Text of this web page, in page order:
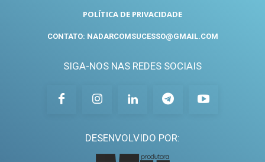
POLÍTICA DE PRIVACIDADE
CONTATO: NADARCOMSUCESSO@GMAIL.COM
SIGA-NOS NAS REDES SOCIAIS
DESENVOLVIDO POR: